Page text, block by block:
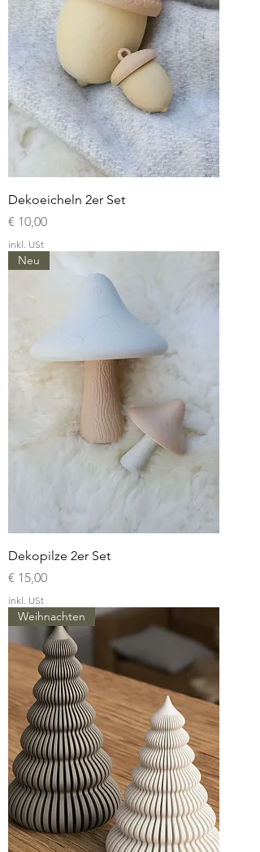
Dekoeicheln 2er Set
Preis
€ 10,00
inkl. USt
Neu
Dekopilze 2er Set
Preis
€ 15,00
inkl. USt
Weihnachten